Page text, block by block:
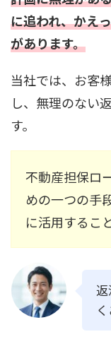
に追われ、かえ
があります。
当社では、お客
し、無理のない
す。
不動産担保ロ
めの一つの手
に活用するこ